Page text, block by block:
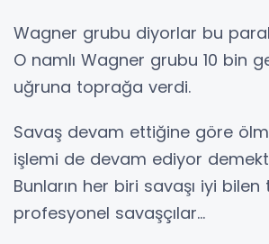
Wagner grubu diyorlar bu
O namlı Wagner grubu 10 bin
uğruna toprağa verdi.
Savaş devam ettiğine göre
işlemi de devam ediyor
Bunların her biri savaşı iyi
profesyonel savaşçılar…